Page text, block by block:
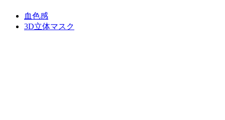
血色感
3D立体マスク